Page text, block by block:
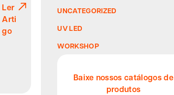
Ler
Arti
go
UNCATEGORIZED
UV LED
WORKSHOP
Baixe nossos catálogos de
produtos